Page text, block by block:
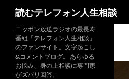
読むテレフォン人生相談
ニッポン放送ラジオの最長寿
番組「テレフォン人生相談」
のファンサイト。文字起こし
&コメントブログ。 あらゆる
お悩み、身の上相談に専門家
がズバリ回答。